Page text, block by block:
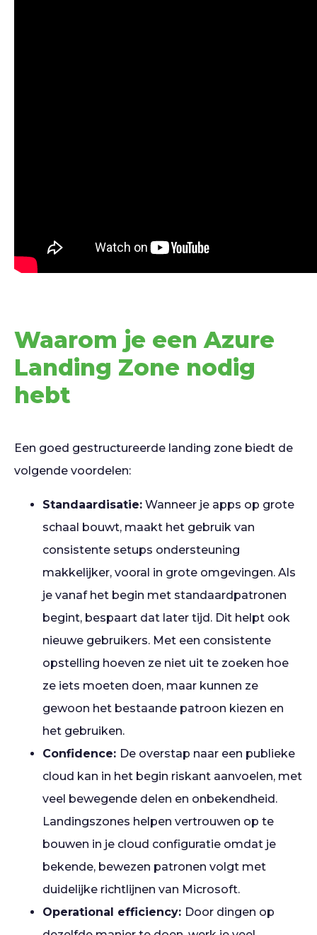
Waarom je een Azure
Landing Zone nodig
hebt
Een goed gestructureerde landing zone biedt de
volgende voordelen:
Standaardisatie: Wanneer je apps op grote
schaal bouwt, maakt het gebruik van
consistente setups ondersteuning
makkelijker, vooral in grote omgevingen. Als
je vanaf het begin met standaardpatronen
begint, bespaart dat later tijd. Dit helpt ook
nieuwe gebruikers. Met een consistente
opstelling hoeven ze niet uit te zoeken hoe
ze iets moeten doen, maar kunnen ze
gewoon het bestaande patroon kiezen en
het gebruiken.
Confidence: De overstap naar een publieke
cloud kan in het begin riskant aanvoelen, met
veel bewegende delen en onbekendheid.
Landingszones helpen vertrouwen op te
bouwen in je cloud configuratie omdat je
bekende, bewezen patronen volgt met
duidelijke richtlijnen van Microsoft.
Operational efficiency: Door dingen op